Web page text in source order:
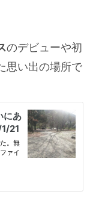
のデビューや初
思い出の場所で